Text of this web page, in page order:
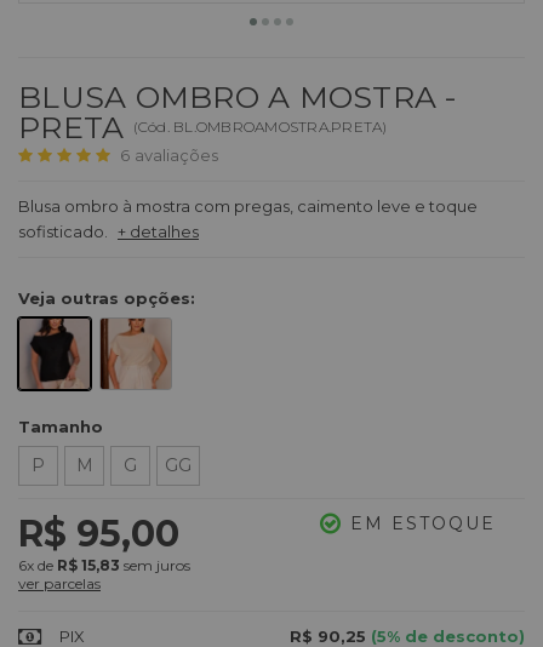
BLUSA OMBRO A MOSTRA -
PRETA (Cód. BL.OMBROAMOSTRA.PRETA)
6 avaliações
Blusa ombro à mostra com pregas, caimento leve e toque
sofisticado.
+ detalhes
Veja outras opções:
Tamanho
P M G GG
R$ 95,00
6x de R$ 15,83 sem juros
ver parcelas
EM ESTOQUE
PIX R$ 90,25 (5% de desconto)